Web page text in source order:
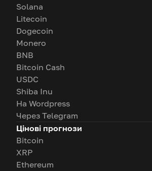
Solana
Litecoin
Dogecoin
Monero
BNB
Bitcoin Cash
USDC
Shiba Inu
На Wordpress
Через Telegram
Цінові прогнози
Bitcoin
XRP
Ethereum